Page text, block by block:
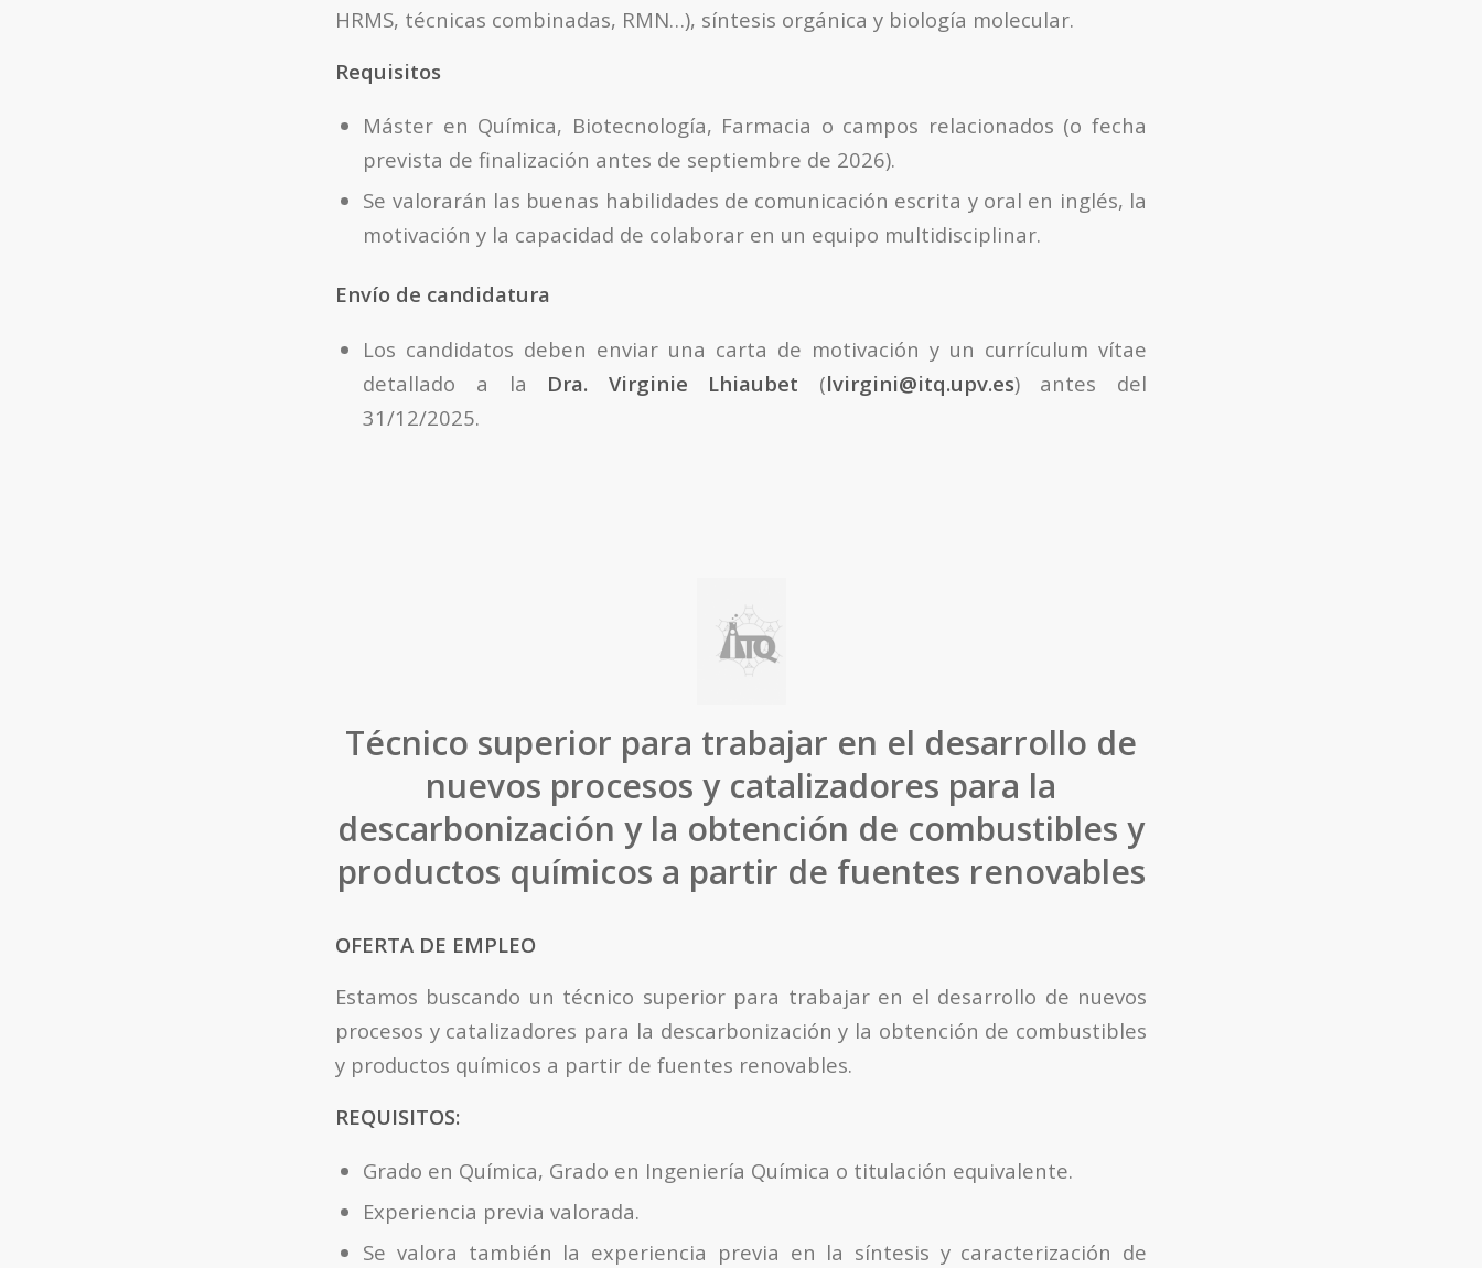
HRMS, técnicas combinadas, RMN…), síntesis orgánica y biología molecular.
Requisitos
Máster en Química, Biotecnología, Farmacia o campos relacionados (o fecha
prevista de finalización antes de septiembre de 2026).
Se valorarán las buenas habilidades de comunicación escrita y oral en inglés, la
motivación y la capacidad de colaborar en un equipo multidisciplinar.
Envío de candidatura
Los candidatos deben enviar una carta de motivación y un currículum vítae
detallado a la Dra. Virginie Lhiaubet (lvirgini@itq.upv.es) antes del
31/12/2025.
Técnico superior para trabajar en el desarrollo de
nuevos procesos y catalizadores para la
descarbonización y la obtención de combustibles y
productos químicos a partir de fuentes renovables
OFERTA DE EMPLEO
Estamos buscando un técnico superior para trabajar en el desarrollo de nuevos
procesos y catalizadores para la descarbonización y la obtención de combustibles
y productos químicos a partir de fuentes renovables.
REQUISITOS:
Grado en Química, Grado en Ingeniería Química o titulación equivalente.
Experiencia previa valorada.
Se valora también la experiencia previa en la síntesis y caracterización de